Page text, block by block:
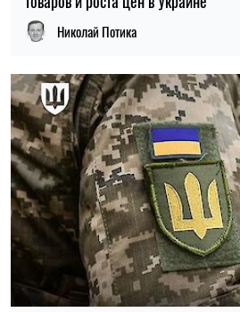
15:59, 06.08.2026
правила расчета будущей отсрочки
Ирина Де Люсто